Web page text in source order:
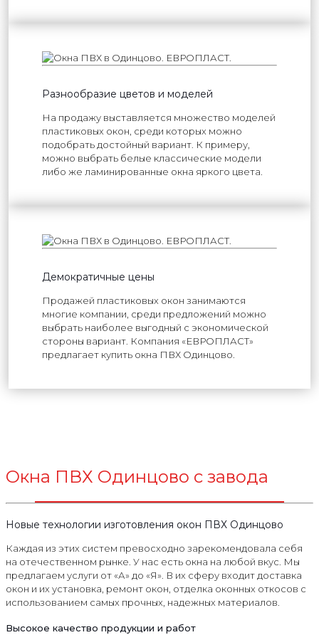
Разнообразие цветов и моделей
На продажу выставляется множество моделей
пластиковых окон, среди которых можно
подобрать достойный вариант. К примеру,
можно выбрать белые классические модели
либо же ламинированные окна яркого цвета.
Демократичные цены
Продажей пластиковых окон занимаются
многие компании, среди предложений можно
выбрать наиболее выгодный с экономической
стороны вариант. Компания «ЕВРОПЛАСТ»
предлагает купить окна ПВХ Одинцово.
Окна ПВХ Одинцово с завода
Новые технологии изготовления окон ПВХ Одинцово
Каждая из этих систем превосходно зарекомендовала себя
на отечественном рынке. У нас есть окна на любой вкус. Мы
предлагаем услуги от «А» до «Я». В их сферу входит доставка
окон и их установка, ремонт окон, отделка оконных откосов с
использованием самых прочных, надежных материалов.
Высокое качество продукции и работ